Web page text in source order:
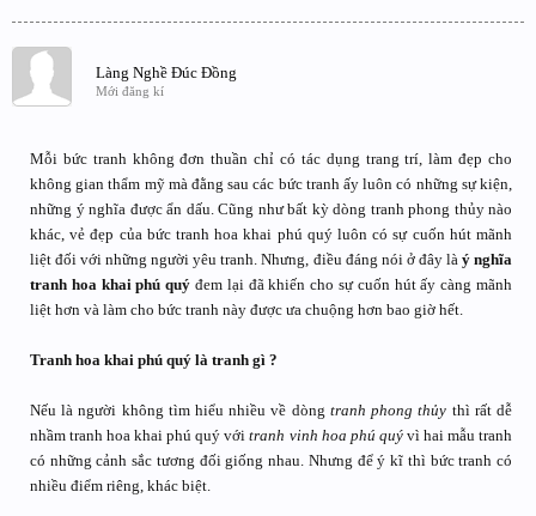
Làng Nghề Đúc Đồng
Mới đăng kí
Mỗi bức tranh không đơn thuần chỉ có tác dụng trang trí, làm đẹp cho
không gian thẩm mỹ mà đằng sau các bức tranh ấy luôn có những sự kiện,
những ý nghĩa được ẩn dấu. Cũng như bất kỳ dòng tranh phong thủy nào
khác, vẻ đẹp của bức tranh hoa khai phú quý luôn có sự cuốn hút mãnh
liệt đối với những người yêu tranh. Nhưng, điều đáng nói ở đây là ý nghĩa
tranh hoa khai phú quý đem lại đã khiến cho sự cuốn hút ấy càng mãnh
liệt hơn và làm cho bức tranh này được ưa chuộng hơn bao giờ hết.
Tranh hoa khai phú quý là tranh gì ?
Nếu là người không tìm hiểu nhiều về dòng tranh phong thủy thì rất dễ
nhầm tranh hoa khai phú quý vớitranh vinh hoa phú quývì hai mẫu tranh
có những cảnh sắc tương đối giống nhau. Nhưng để ý kĩ thì bức tranh có
nhiều điểm riêng, khác biệt.